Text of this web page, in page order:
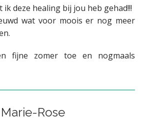
ik deze healing bij jou heb gehad!!!
wat voor moois er nog meer
fijne zomer toe en nogmaals
Marie-Rose